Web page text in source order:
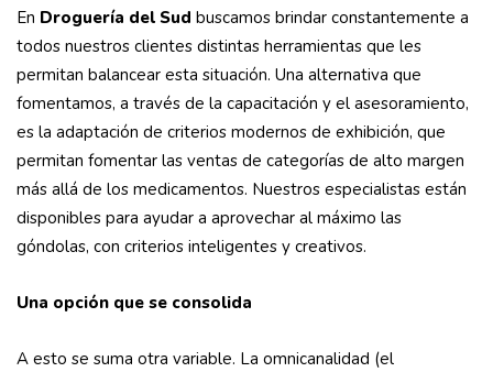
En Droguería del Sud buscamos brindar constantemente a
todos nuestros clientes distintas herramientas que les
permitan balancear esta situación. Una alternativa que
fomentamos, a través de la capacitación y el asesoramiento,
es la adaptación de criterios modernos de exhibición, que
permitan fomentar las ventas de categorías de alto margen
más allá de los medicamentos. Nuestros especialistas están
disponibles para ayudar a aprovechar al máximo las
góndolas, con criterios inteligentes y creativos.
Una opción que se consolida
A esto se suma otra variable. La omnicanalidad (el